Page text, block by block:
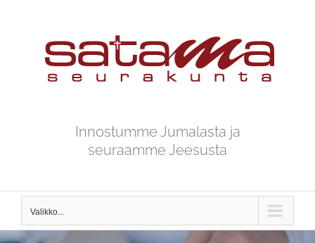
Innostumme Jumalasta ja
seuraamme Jeesusta
Valikko...